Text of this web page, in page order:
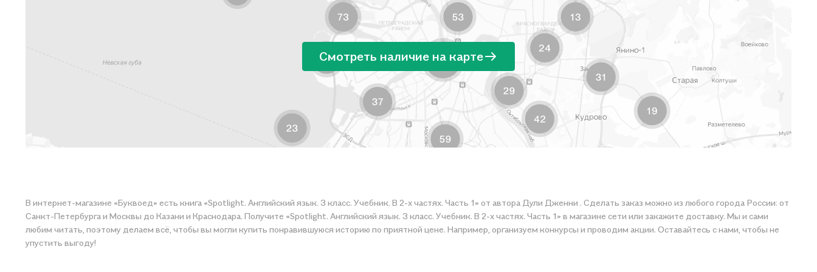
Смотреть наличие на карте
В интернет-магазине «Буквоед» есть книга «Spotlight. Английский язык. 3 класс. Учебник. В 2-х частях. Часть 1» от автора Дули Дженни . Сделать заказ можно из любого города России: от
Санкт-Петербурга и Москвы до Казани и Краснодара. Получите «Spotlight. Английский язык. 3 класс. Учебник. В 2-х частях. Часть 1» в магазине сети или закажите доставку. Мы и сами
любим читать, поэтому делаем всё, чтобы вы могли купить понравившуюся историю по приятной цене. Например, организуем конкурсы и проводим акции. Оставайтесь с нами, чтобы не
упустить выгоду!